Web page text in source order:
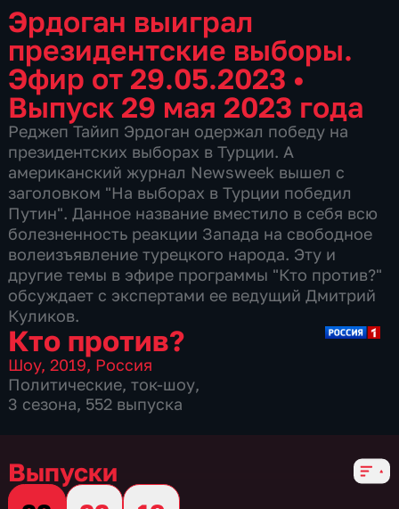
Эрдоган выиграл
президентские выборы.
Эфир от 29.05.2023 •
Выпуск 29 мая 2023 года
Реджеп Тайип Эрдоган одержал победу на
президентских выборах в Турции. А
американский журнал Newsweek вышел с
заголовком "На выборах в Турции победил
Путин". Данное название вместило в себя всю
болезненность реакции Запада на свободное
волеизъявление турецкого народа. Эту и
другие темы в эфире программы "Кто против?"
обсуждает с экспертами ее ведущий Дмитрий
Куликов.
Кто против?
Шоу,2019, Россия
Политические,ток-шоу,
3 сезона, 552 выпуска
Выпуски